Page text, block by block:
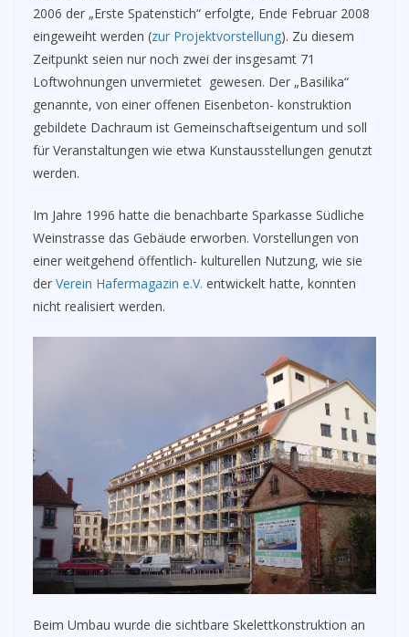
2006 der „Erste Spatenstich“ erfolgte, Ende Februar 2008
eingeweiht werden (zur Projektvorstellung). Zu diesem
Zeitpunkt seien nur noch zwei der insgesamt 71
Loftwohnungen unvermietet gewesen. Der „Basilika“
genannte, von einer offenen Eisenbeton- konstruktion
gebildete Dachraum ist Gemeinschaftseigentum und soll
für Veranstaltungen wie etwa Kunstausstellungen genutzt
werden.
Im Jahre 1996 hatte die benachbarte Sparkasse Südliche
Weinstrasse das Gebäude erworben. Vorstellungen von
einer weitgehend öffentlich- kulturellen Nutzung, wie sie
der Verein Hafermagazin e.V. entwickelt hatte, konnten
nicht realisiert werden.
Beim Umbau wurde die sichtbare Skelettkonstruktion an